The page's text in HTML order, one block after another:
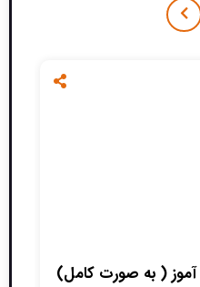
آموز ( به صورت کامل)